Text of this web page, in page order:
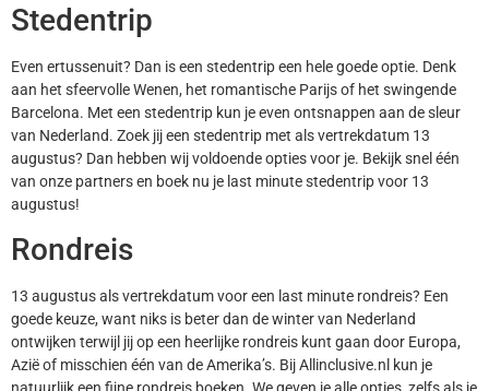
Stedentrip
Even ertussenuit? Dan is een stedentrip een hele goede optie. Denk
aan het sfeervolle Wenen, het romantische Parijs of het swingende
Barcelona. Met een stedentrip kun je even ontsnappen aan de sleur
van Nederland. Zoek jij een stedentrip met als vertrekdatum 13
augustus? Dan hebben wij voldoende opties voor je. Bekijk snel één
van onze partners en boek nu je last minute stedentrip voor 13
augustus!
Rondreis
13 augustus als vertrekdatum voor een last minute rondreis? Een
goede keuze, want niks is beter dan de winter van Nederland
ontwijken terwijl jij op een heerlijke rondreis kunt gaan door Europa,
Azië of misschien één van de Amerika’s. Bij Allinclusive.nl kun je